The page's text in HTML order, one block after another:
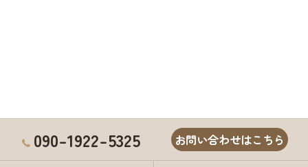
090-1922-5325 お問い合わせはこちら